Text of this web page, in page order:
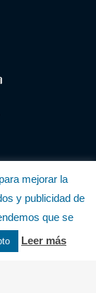
sobre la
mejorar la
y publicidad de
que se
Leer más